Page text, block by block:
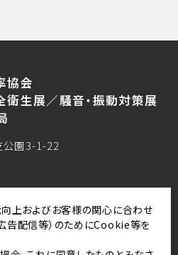
向上およびお客様の関心に合わせ
告配信等）のためにCookie等を
協会
生展／騒音・振動対策展
公園3-1-22
ジュール